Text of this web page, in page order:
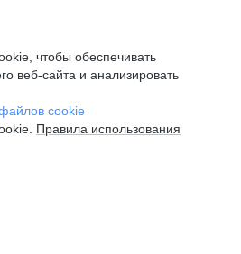
чтобы обеспечивать
веб-сайта и анализировать
cookie
Правила использования